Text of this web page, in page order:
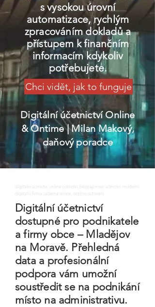
s vysokou úrovní
automatizace, rychlým
zpracováním dokladů a
přístupem k finančním
informacím kdykoliv
potřebujete.
Chci vidět, jak to funguje
Digitální účetnictví Online
& Ontime| Milan Makový,
daňový poradce
digitalni uctnictvi, online uctnictvi, bezpapirove uctnictvi, moderni
digitalni firma, uctarna online, ontime uctovani
Digitální účetnictví
dostupné pro podnikatele
a firmy obce – Mladějov
na Moravě. Přehledná
data a profesionální
podpora vám umožní
soustředit se na podnikání
místo na administrativu.